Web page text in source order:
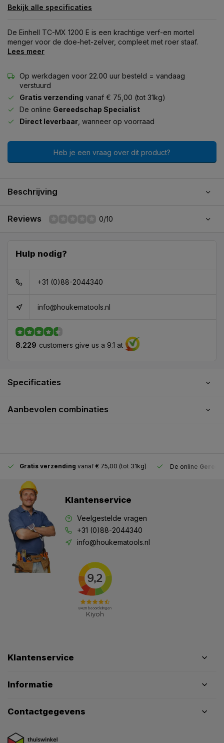
Bekijk alle specificaties
De Einhell TC-MX 1200 E is een krachtige verf-en mortel
menger voor de doe-het-zelver, compleet met roer staaf.
Lees meer
Op werkdagen voor 22.00 uur besteld = vandaag
verstuurd
Gratis verzending vanaf € 75,00 (tot 31kg)
De online Gereedschap Specialist
Direct leverbaar , wanneer op voorraad
Heb je een vraag over dit product?
Beschrijving
Reviews 0/10
Hulp nodig?
+31 (0)88-2044340
info@houkematools.nl
8.229 customers give us a 9.1 at
Specificaties
Aanbevolen combinaties
Gratis verzending vanaf € 75,00 (tot 31kg) De online
Klantenservice
Veelgestelde vragen
+31 (0)88-2044340
info@houkematools.nl
Klantenservice
Informatie
Contactgegevens